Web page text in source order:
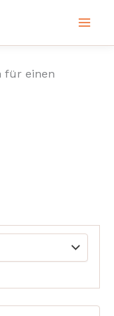
für einen